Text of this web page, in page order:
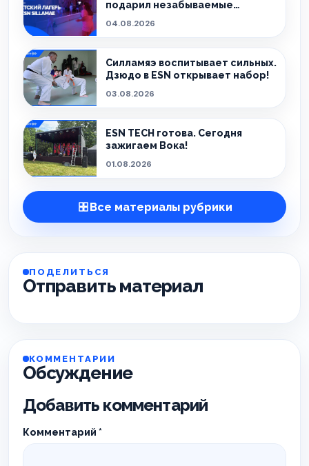
подарил незабываемые
04.08.2026
Силламяэ воспитывает сильных.
Дзюдо в ESN открывает набор!
03.08.2026
ESN TECH готова. Сегодня
зажигаем Вока!
01.08.2026
Все материалы рубрики
ПОДЕЛИТЬСЯ
Отправить материал
КОММЕНТАРИИ
Обсуждение
Добавить комментарий
Комментарий *